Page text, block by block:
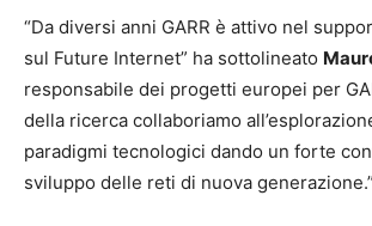
“Da diversi anni GARR è attivo nel
sul Future Internet” ha sottolineato
responsabile dei progetti europei per
della ricerca collaboriamo
paradigmi tecnologici dando un forte
sviluppo delle reti di nuova generazione.”